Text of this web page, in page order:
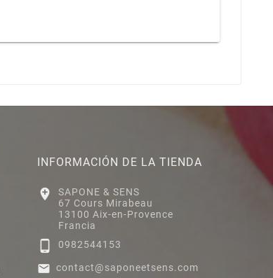
INFORMACIÓN DE LA TIENDA

SAPONE & SENS
67 Cours Mirabeau
13100 Aix-en-Provence
Francia
 0982544153
 contact@saponeetsens.com